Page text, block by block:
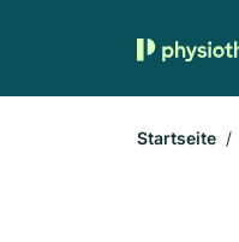
Startseite